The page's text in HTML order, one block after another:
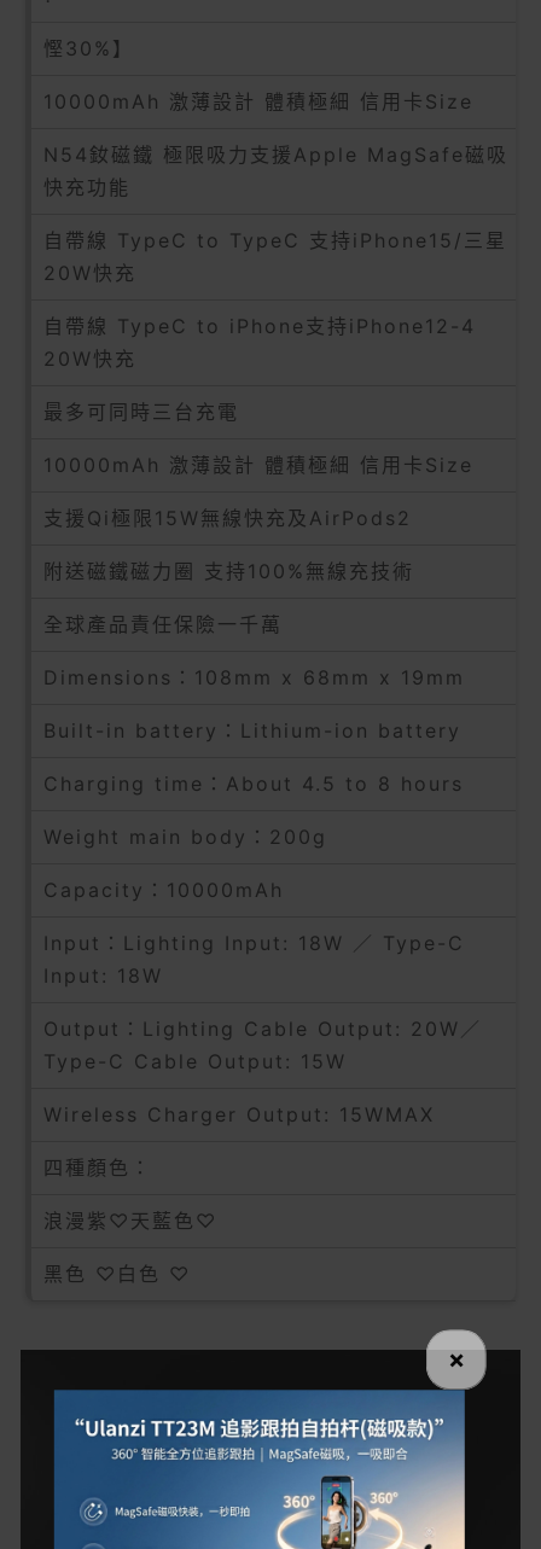
慳30%】
10000mAh 激薄設計 體積極細 信用卡Size
N54釹磁鐵 極限吸力支援Apple MagSafe磁吸
快充功能
自帶線 TypeC to TypeC 支持iPhone15/三星
20W快充
自帶線 TypeC to iPhone支持iPhone12-4
20W快充
最多可同時三台充電
10000mAh 激薄設計 體積極細 信用卡Size
支援Qi極限15W無線快充及AirPods2
附送磁鐵磁力圈 支持100%無線充技術
全球產品責任保險一千萬
Dimensions：108mm x 68mm x 19mm
Built-in battery：Lithium-ion battery
Charging time：About 4.5 to 8 hours
Weight main body：200g
Capacity：10000mAh
Input：Lighting Input: 18W ／ Type-C
Input: 18W
Output：Lighting Cable Output: 20W／
Type-C Cable Output: 15W
Wireless Charger Output: 15WMAX
四種顏色：
浪漫紫♡天藍色♡
黑色 ♡白色 ♡
×